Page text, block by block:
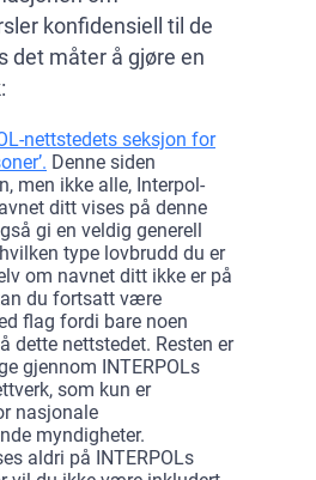
konfidensiell til de
det måter å gjøre en
nettstedets seksjon for
Denne siden
men ikke alle, Interpol-
ditt vises på denne
gi en veldig generell
type lovbrudd du er
om navnet ditt ikke er på
du fortsatt være
flag fordi bare noen
dette nettstedet. Resten er
gjennom INTERPOLs
som kun er
nasjonale
myndigheter.
aldri på INTERPOLs